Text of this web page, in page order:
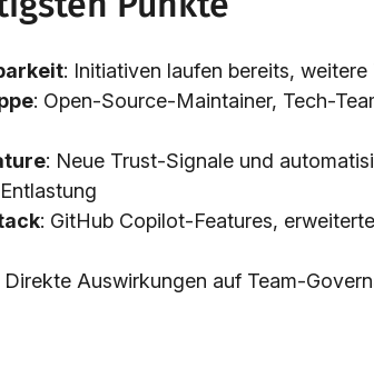
: Initiativen laufen bereits,
: Open-Source-Maintainer, Tech-
: Neue Trust-Signale und
: GitHub Copilot-Features,
Direkte Auswirkungen auf Team-